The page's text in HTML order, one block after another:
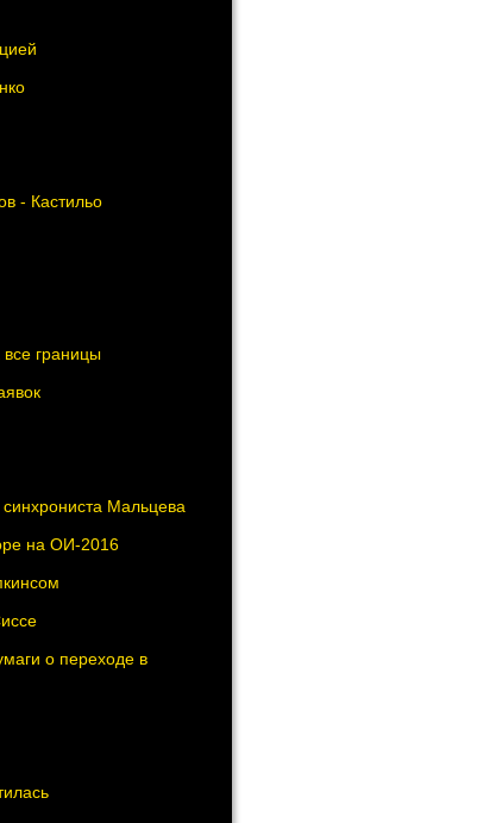
- Кастильо
границы
Мальцева
на ОИ-2016
о переходе в